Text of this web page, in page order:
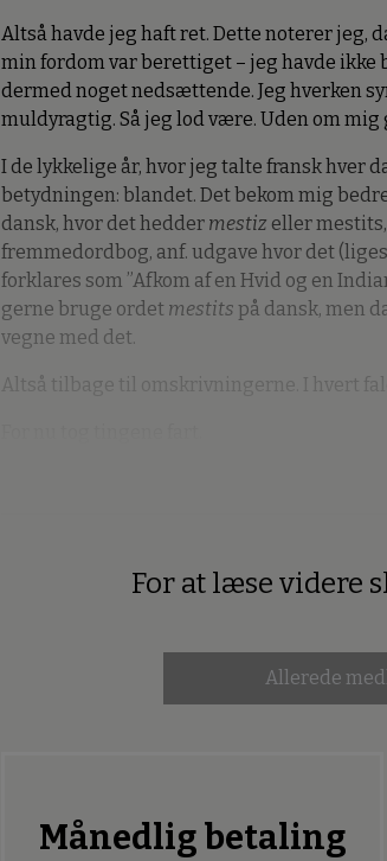
Altså havde jeg haft ret. Dette noterer jeg,
min fordom var berettiget – jeg havde
dermed noget nedsættende. Jeg hverken
muldyragtig. Så jeg lod være. Uden om
I de lykkelige år, hvor jeg talte fransk hver
betydningen: blandet. Det bekom mig
dansk, hvor det hedder mestiz eller
fremmedordbog, anf. udgave hvor det
forklares som ”Afkom af en Hvid og en
gerne bruge ordet mestits på dansk, men
vegne med det.
Altså tilbage til omskrivningerne. I hvert
PremiumFor at læse videre
Allerede
Månedlig betaling